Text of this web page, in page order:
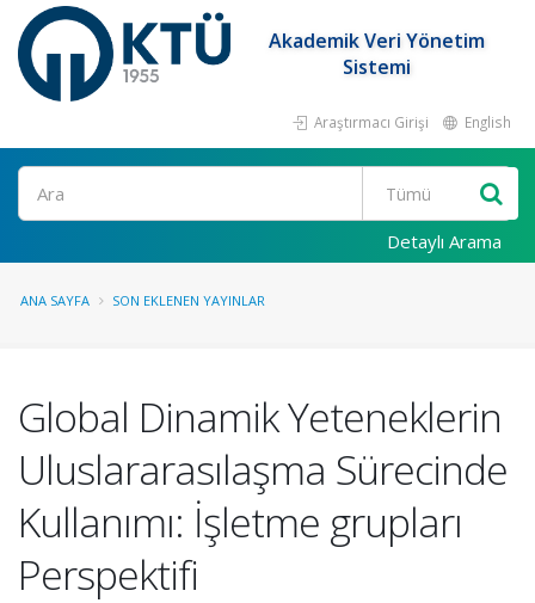
Akademik Veri Yönetim
Sistemi
Araştırmacı Girişi English
Ara
Detaylı Arama
ANA SAYFA SON EKLENEN YAYINLAR
Global Dinamik Yeteneklerin
Uluslararasılaşma Sürecinde
Kullanımı: İşletme grupları
Perspektifi